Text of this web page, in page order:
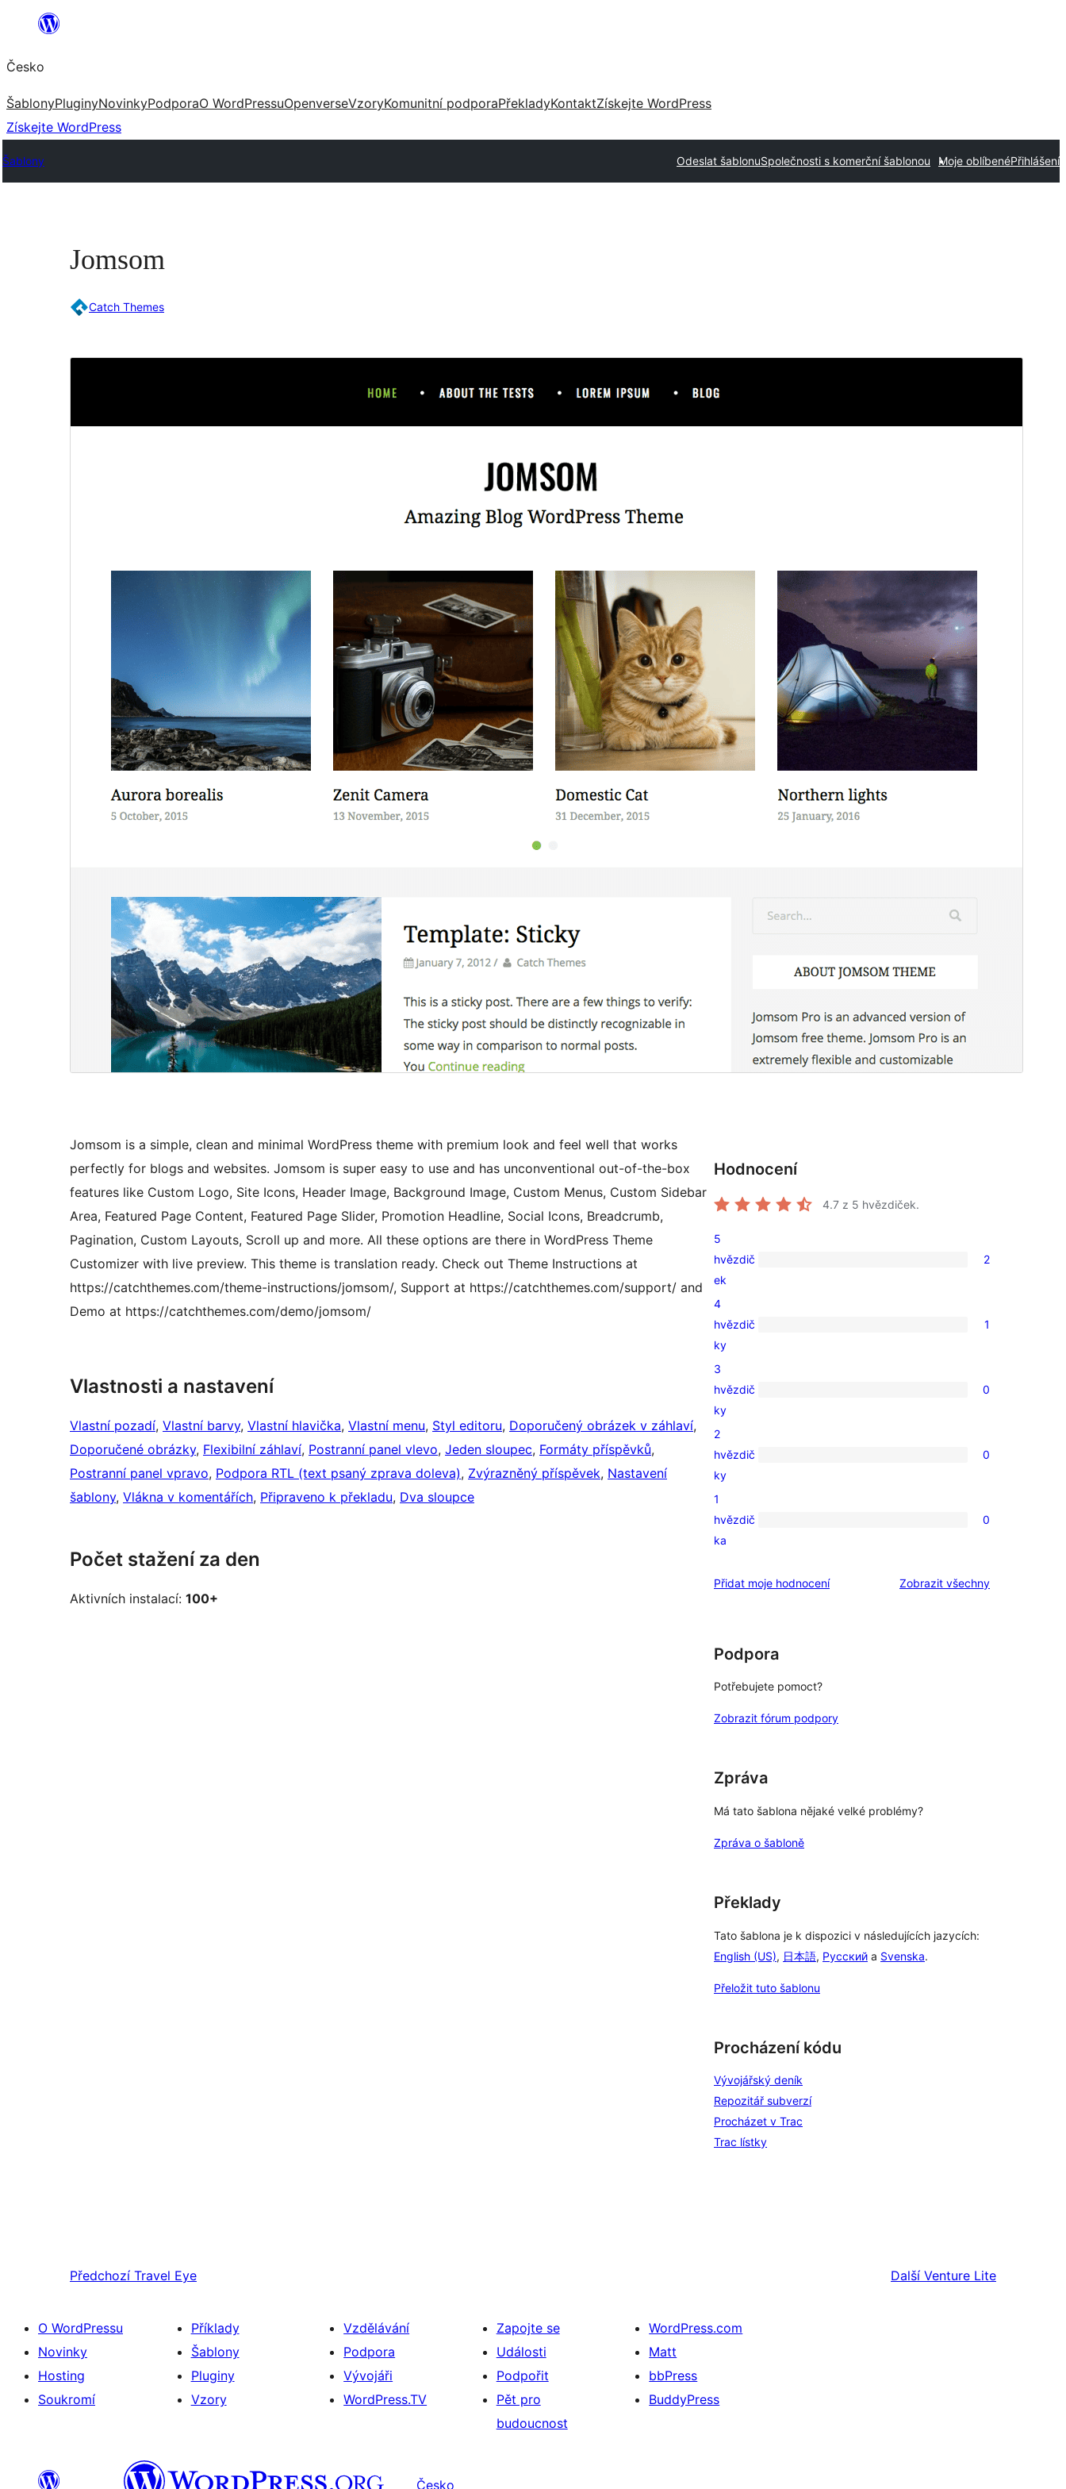
Přeskočit
obsah
Česko
ŠablonyPluginyNovinkyPodporaO WordPressuOpenverseVzoryKomunitní podporaPřekladyKontaktZískejte WordPress
Získejte WordPress
Šablony Odeslat šablonuSpolečnosti s komerční šablonou Moje oblíbenéPřihlášení
Jomsom
Catch Themes
Verze
Jomsom is a simple, clean and minimal WordPress theme with premium look and feel well that works
perfectly for blogs and websites. Jomsom is super easy to use and has unconventional out-of-the-box
features like Custom Logo, Site Icons, Header Image, Background Image, Custom Menus, Custom Sidebar
Area, Featured Page Content, Featured Page Slider, Promotion Headline, Social Icons, Breadcrumb,
Pagination, Custom Layouts, Scroll up and more. All these options are there in WordPress Theme
Customizer with live preview. This theme is translation ready. Check out Theme Instructions at
https://catchthemes.com/theme-instructions/jomsom/, Support at https://catchthemes.com/support/ and
Demo at https://catchthemes.com/demo/jomsom/
Vlastnosti a nastavení
Vlastní pozadí, Vlastní barvy, Vlastní hlavička, Vlastní menu, Styl editoru, Doporučený obrázek v záhlaví
Doporučené obrázky, Flexibilní záhlaví, Postranní panel vlevo, Jeden sloupec, Formáty příspěvků
Postranní panel vpravo, Podpora RTL (text psaný zprava doleva), Zvýrazněný příspěvek, Nastavení
šablony, Vlákna v komentářích, Připraveno k překladu, Dva sloupce
Počet stažení za den
Aktivních instalací: 100+
Hodnocení
4.7 z 5 hvězdiček.
2
5hvězdičkové
hodnocení
5
hvězdič
ek
2
1
4hvězdičkové
hodnocení
4
hvězdič
ky
1
0
3hvězdičkové
hodnocení
3
hvězdič
ky
0
0
2hvězdičkové
hodnocení
2
hvězdič
ky
0
0
1hvězdičkové
1
hvězdič
ka
0
Přidat moje hodnocení Zobrazit všechnyrecenze
Podpora
Potřebujete pomoct?
Zobrazit fórum podpory
Zpráva
Má tato šablona nějaké velké problémy?
Zpráva o šabloně
Překlady
Tato šablona je k dispozici v následujících jazycích:
English (US), 日本語, Русский a Svenska.
Přeložit tuto šablonu
Procházení kódu
Vývojářský deník
Repozitář subverzí
Procházet v Trac
Trac lístky
Předchozí Travel Eye Další Venture Lite
O WordPressu
Novinky
Hosting
Soukromí
Příklady
Šablony
Pluginy
Vzory
Vzdělávání
Podpora
Vývojáři
WordPress.TV
Zapojte se
Události
Podpořit
Pět pro
budoucnost
WordPress.com
Matt
bbPress
BuddyPress
Česko